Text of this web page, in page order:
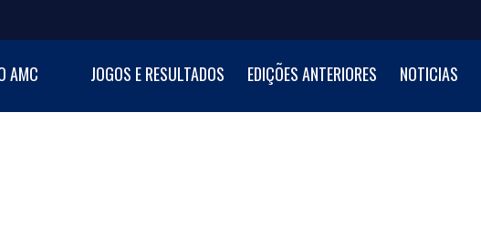
BASKETBALL CUP
de Minibasquetebol
AMC JOGOS E RESULTADOS EDIÇÕES ANTERIORES NOTICIAS